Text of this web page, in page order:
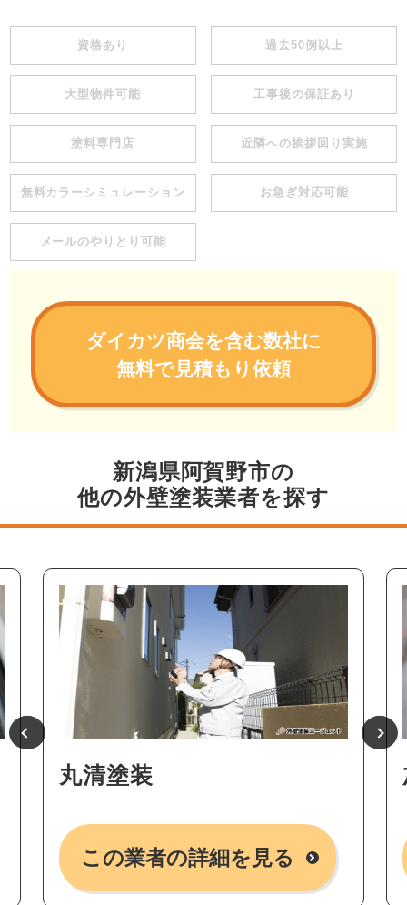
資格あり 過去50例以上
大型物件可能 工事後の保証あり
塗料専門店 近隣への挨拶回り実施
無料カラーシミュレーション お急ぎ対応可能
メールのやりとり可能
ダイカツ商会を含む数社に
無料で見積もり依頼
新潟県阿賀野市の
他の外壁塗装業者を探す
丸清塗装
この業者の詳細を見る